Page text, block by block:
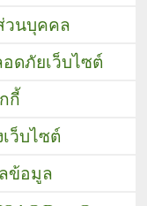
วนบุคคล
ดภัยเว็บไซต์
กี้
ว็บไซต์
ข้อมูล